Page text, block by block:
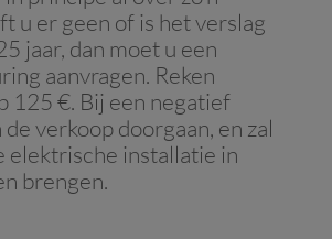
u er geen of is het verslag
jaar, dan moet u een
aanvragen. Reken
125 €. Bij een negatief
verkoop doorgaan, en zal
elektrische installatie in
brengen.